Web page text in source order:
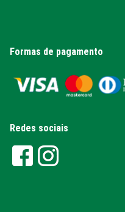
Formas de pagamento
Redes sociais